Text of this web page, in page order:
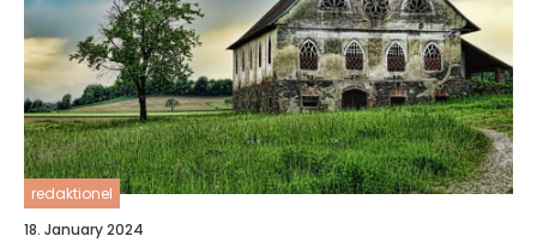
redaktionel
18. January 2024